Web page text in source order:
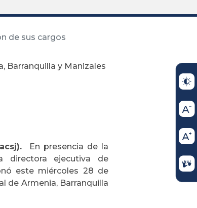
de sus cargos
Barranquilla y Manizales
En presencia de la
directora ejecutiva de
este miércoles 28 de
de Armenia, Barranquilla